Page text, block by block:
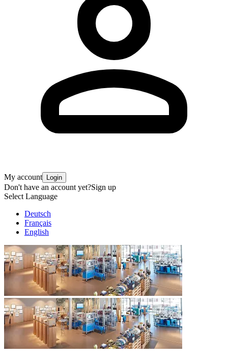
My account Login
Don't have an account yet?Sign up
Select Language
Deutsch
Français
English